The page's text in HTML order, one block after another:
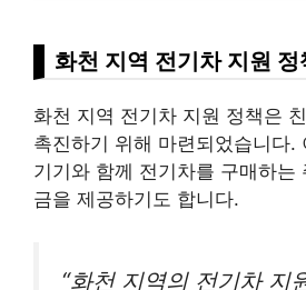
화천 지역 전기차 지원
화천 지역 전기차 지원 정책은
촉진하기 위해 마련되었습니다.
기기와 함께 전기차를 구매하는
금을 제공하기도 합니다.
“화천 지역의 전기차 지